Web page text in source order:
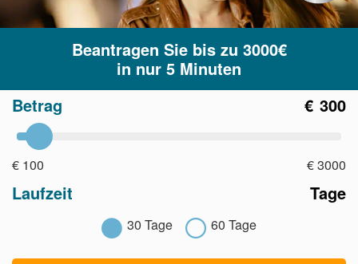
Beantragen Sie bis zu 3000€
in nur 5 Minuten
Betrag
€ 300
€ 100 € 3000
Laufzeit Tage
30 Tage 60 Tage